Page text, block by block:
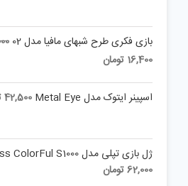
بازی فکری طرح شبهای مافیا مدل 02
16,400 تومان
16,400 تومان.
اسپینر ایتوک مدل Metal Eye 42,500
ژل بازی تپلی مدل Happiness ColorFul S1000
62,000تومان